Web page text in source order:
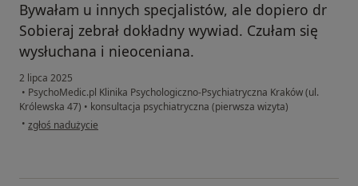
Bywałam u innych specjalistów, ale dopiero dr
Sobieraj zebrał dokładny wywiad. Czułam się
wysłuchana i nieoceniana.
2 lipca 2025
• PsychoMedic.pl Klinika Psychologiczno-Psychiatryczna Kraków (ul.
Królewska 47) • konsultacja psychiatryczna (pierwsza wizyta)
• w opinii użytkownika JM
zgłoś nadużycie